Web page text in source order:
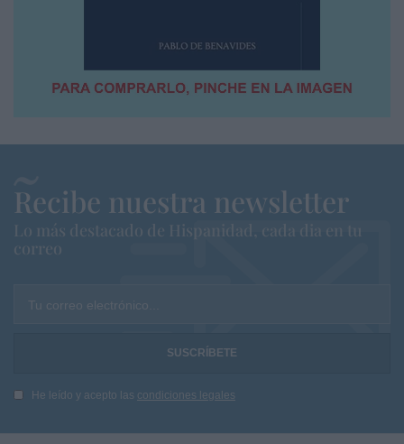
Recibe nuestra newsletter
Lo más destacado de Hispanidad, cada dia en tu
correo
Tu correo electrónico...
He leído y acepto las condiciones legales